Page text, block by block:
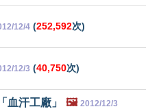
12/4 (252,592次)
12/3 (40,750次)
血汗工廠」 🖼️ 2012/12/3